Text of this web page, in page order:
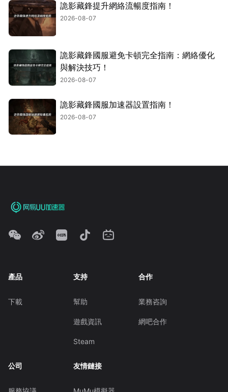
詭影藏鋒提升網絡流暢度指南！
2026-08-07
詭影藏鋒國服避免卡頓完全指南：網絡優化
與解決技巧！
2026-08-07
詭影藏鋒國服加速器設置指南！
2026-08-07
產品
下載
支持
幫助
遊戲資訊
Steam
合作
業務咨詢
網吧合作
公司 友情鏈接